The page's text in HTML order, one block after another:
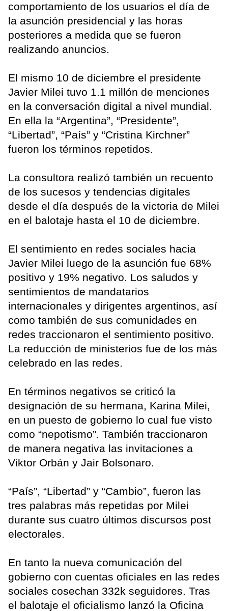
comportamiento de los usuarios el día de
la asunción presidencial y las horas
posteriores a medida que se fueron
realizando anuncios.
El mismo 10 de diciembre el presidente
Javier Milei tuvo 1.1 millón de menciones
en la conversación digital a nivel mundial.
En ella la “Argentina”, “Presidente”,
“Libertad”, “País” y “Cristina Kirchner”
fueron los términos repetidos.
La consultora realizó también un recuento
de los sucesos y tendencias digitales
desde el día después de la victoria de Milei
en el balotaje hasta el 10 de diciembre.
El sentimiento en redes sociales hacia
Javier Milei luego de la asunción fue 68%
positivo y 19% negativo. Los saludos y
sentimientos de mandatarios
internacionales y dirigentes argentinos, así
como también de sus comunidades en
redes traccionaron el sentimiento positivo.
La reducción de ministerios fue de los más
celebrado en las redes.
En términos negativos se criticó la
designación de su hermana, Karina Milei,
en un puesto de gobierno lo cual fue visto
como “nepotismo”. También traccionaron
de manera negativa las invitaciones a
Viktor Orbán y Jair Bolsonaro.
“País”, “Libertad” y “Cambio”, fueron las
tres palabras más repetidas por Milei
durante sus cuatro últimos discursos post
electorales.
En tanto la nueva comunicación del
gobierno con cuentas oficiales en las redes
sociales cosechan 332k seguidores. Tras
el balotaje el oficialismo lanzó la Oficina